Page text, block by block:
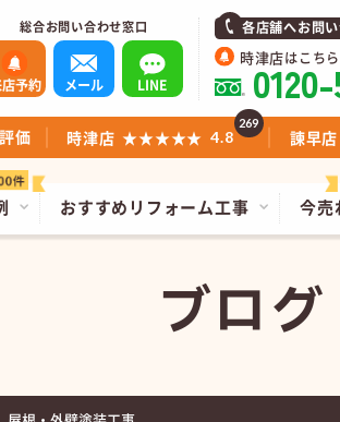
総合お問い合わせ窓口
予約 メール LINE
各店舗へお問
時津店はこち
今売
おすすめリフォーム工事
価 時津店 ★★★★★ 4.8
269
諫早店
ブログ